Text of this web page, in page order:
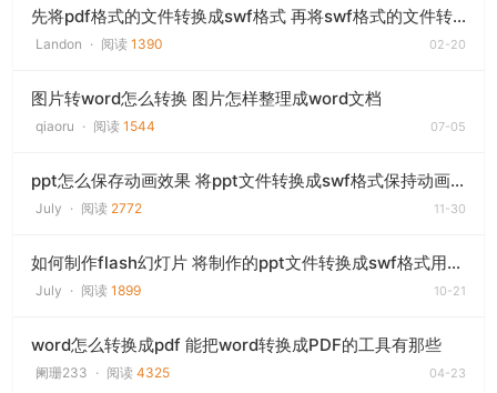
先将pdf格式的文件转换成swf格式 再将swf格式的文件转换成mp4
Landon · 阅读 1390 02-20
图片转word怎么转换 图片怎样整理成word文档
qiaoru · 阅读 1544 07-05
ppt怎么保存动画效果 将ppt文件转换成swf格式保持动画效果用什么方法
July · 阅读 2772 11-30
如何制作flash幻灯片 将制作的ppt文件转换成swf格式用什么方法
July · 阅读 1899 10-21
word怎么转换成pdf 能把word转换成PDF的工具有那些
阑珊233 · 阅读 4325 04-23